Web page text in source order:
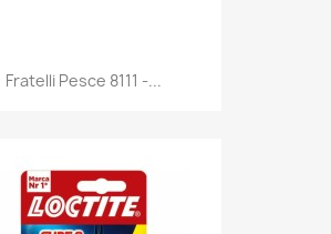
Anteprima
Fratelli Pesce 8111 -...